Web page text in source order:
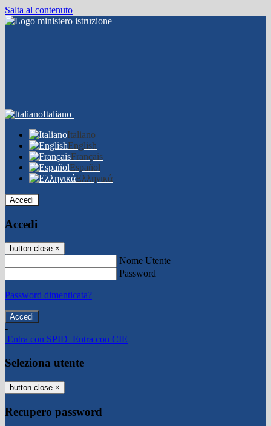
Salta al contenuto
Italiano
Italiano
English
Français
Español
Ελληνικά
Accedi
Accedi
button close ×
Nome Utente
Password
Password dimenticata?
-
Entra con SPID Entra con CIE
Seleziona utente
button close ×
Recupero password